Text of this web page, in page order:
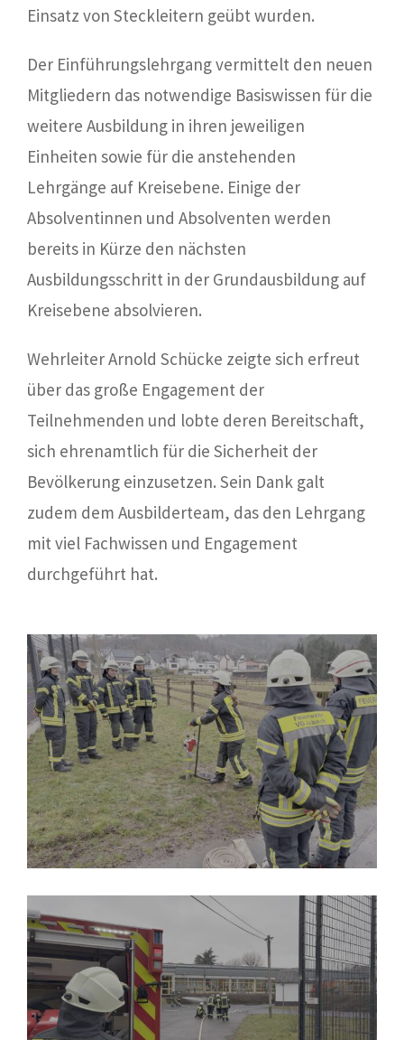
Einsatz von Steckleitern geübt wurden.
Der Einführungslehrgang vermittelt den neuen
Mitgliedern das notwendige Basiswissen für die
weitere Ausbildung in ihren jeweiligen
Einheiten sowie für die anstehenden
Lehrgänge auf Kreisebene. Einige der
Absolventinnen und Absolventen werden
bereits in Kürze den nächsten
Ausbildungsschritt in der Grundausbildung auf
Kreisebene absolvieren.
Wehrleiter Arnold Schücke zeigte sich erfreut
über das große Engagement der
Teilnehmenden und lobte deren Bereitschaft,
sich ehrenamtlich für die Sicherheit der
Bevölkerung einzusetzen. Sein Dank galt
zudem dem Ausbilderteam, das den Lehrgang
mit viel Fachwissen und Engagement
durchgeführt hat.